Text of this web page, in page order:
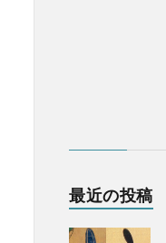
最近の投稿